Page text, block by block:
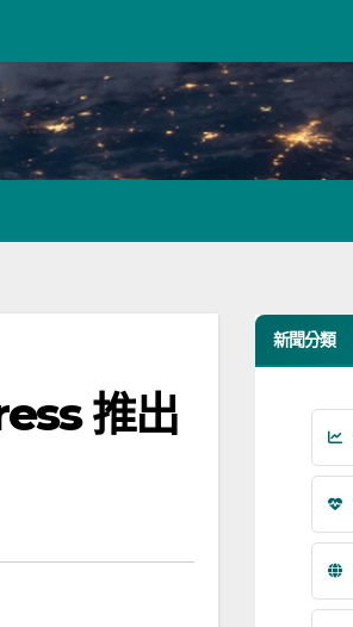
推出
新聞分類